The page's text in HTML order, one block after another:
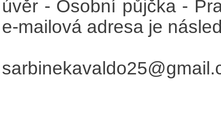
úvěr - Osobní půjčka -
e-mailová adresa je